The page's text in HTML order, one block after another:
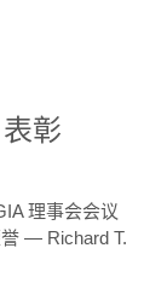
表彰
理事会会议
— Richard T.